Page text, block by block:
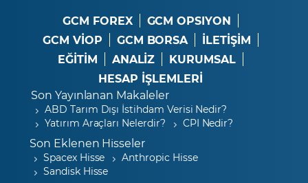
GCM FOREX
GCM OPSIYON
GCM VİOP
GCM BORSA
İLETİŞİM
EĞİTİM
ANALİZ
KURUMSAL
HESAP İŞLEMLERİ
Son Yayınlanan Makaleler
ABD Tarım Dışı İstihdam Verisi Nedir?
Yatırım Araçları Nelerdir?
CPI Nedir?
Son Eklenen Hisseler
Spacex Hisse
Anthropic Hisse
Sandisk Hisse